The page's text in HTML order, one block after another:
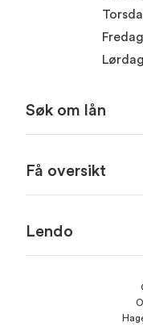
Søk om lån
Få oversikt
Lendo